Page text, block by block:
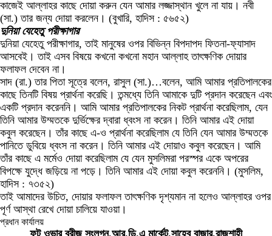
কাজেই আল্লাহর কাছে দোয়া করুন যেন আমার লজ্জাস্থান খুলে না যায়। নবী
(সা.) তার জন্য দোয়া করলেন। (বুখারি, হাদিস : ৫৬৫২)
দুনিয়া যেহেতু পরীক্ষাগার
দুনিয়া যেহেতু পরীক্ষাগার, তাই মানুষের ওপর বিভিন্ন বিপদাপদ ফিতনা-ফ্যাসাদ
আসবেই। তাই এসব বিষয়ে কখনো কখনো মহান আল্লাহ তাৎক্ষণিক দোয়ার
ফলাফল দেবেন না।
সাদ (রা.) তার পিতা সূত্রে বলেন, রাসুল (সা.)…বলেন, আমি আমার প্রতিপালকের
কাছে তিনটি বিষয় প্রার্থনা করেছি। তন্মধ্যে তিনি আমাকে দুটি প্রদান করেছেন এবং
একটি প্রদান করেননি। আমি আমার প্রতিপালকের নিকট প্রার্থনা করেছিলাম, যেন
তিনি আমার উম্মতকে দুর্ভিক্ষের দ্বারা ধ্বংস না করেন। তিনি আমার এই দোয়া
কবুল করেছেন। তাঁর কাছে এ-ও প্রার্থনা করেছিলাম যে তিনি যেন আমার উম্মতকে
পানিতে ডুবিয়ে ধ্বংস না করেন। তিনি আমার এই দোয়াও কবুল করেছেন। আমি
তাঁর কাছে এ মর্মেও দোয়া করেছিলাম যে যেন মুসলিমরা পরস্পর একে অপরের
বিপক্ষে যুদ্ধে জড়িয়ে না পড়ে। তিনি আমার এই দোয়া কবুল করেননি। (মুসলিম,
হাদিস : ৭৩৫২)
তাই আমাদের উচিত, দোয়ার ফলাফল তাৎক্ষণিক দৃশ্যমান না হলেও আল্লাহর ওপর
পূর্ণ আস্থা রেখে দোয়া চালিয়ে যাওয়া।
প্রধান কার্যালয়
ফুট ওভার ব্রীজ সংলগ্ন,আর.ডি.এ মার্কেট,সাহেব বাজার,রাজশাহী